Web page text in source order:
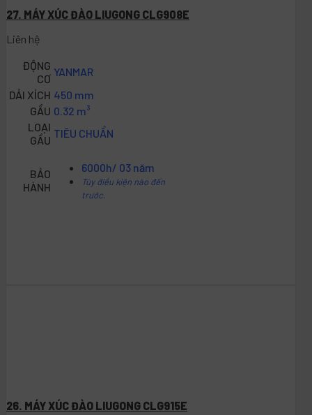
27. MÁY XÚC ĐÀO LIUGONG CLG908E
Liên hệ
ĐỘNG
CƠ
YANMAR
DẢI XÍCH 450 mm
GẦU 0.32 m³
LOẠI
GẦU
TIÊU CHUẨN
BẢO
HÀNH
6000h/ 03 năm
Tùy điều kiện nào đến
trước.
26. MÁY XÚC ĐÀO LIUGONG CLG915E